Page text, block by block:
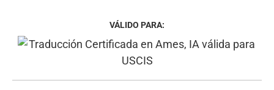
VÁLIDO PARA: